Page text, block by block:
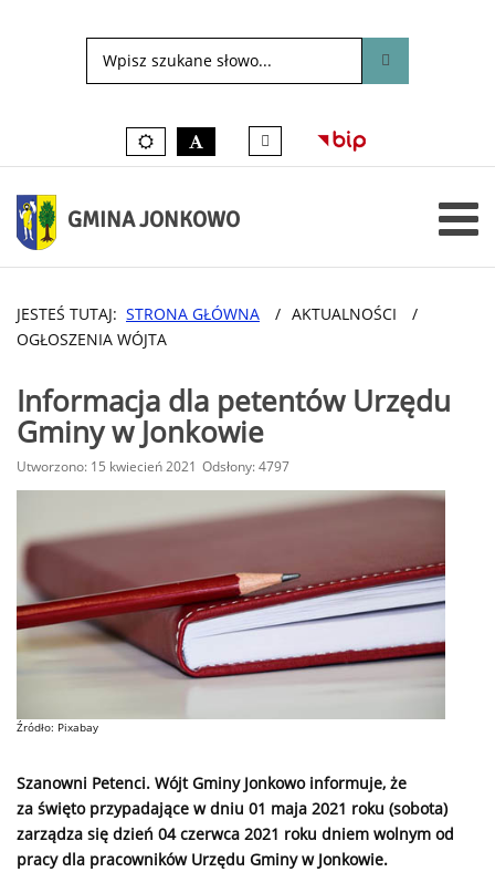
Kolory
domyślnebiały
Tłumacz
języka
migowego
GMINA JONKOWO
JESTEŚ TUTAJ: STRONA GŁÓWNA / AKTUALNOŚCI
/
OGŁOSZENIA WÓJTA
Informacja dla petentów Urzędu
Gminy w Jonkowie
Utworzono: 15 kwiecień 2021 Odsłony: 4797
Źródło: Pixabay
Szanowni Petenci. Wójt Gminy Jonkowo informuje, że
za święto przypadające w dniu 01 maja 2021 roku (sobota)
zarządza się dzień 04 czerwca 2021 roku dniem wolnym od
pracy dla pracowników Urzędu Gminy w Jonkowie.